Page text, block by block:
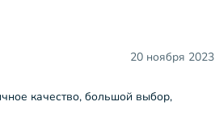
20 ноября 2023
качество, большой выбор,